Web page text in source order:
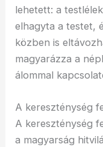
lehetett: a
elhagyta a testet,
közben is
magyarázza a
álommal
A kereszténység
A kereszténység
a magyarság